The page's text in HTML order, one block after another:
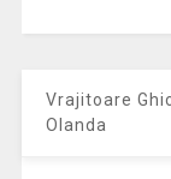
Vrajitoare
Olanda